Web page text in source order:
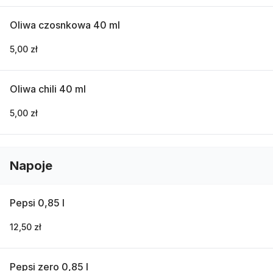
Oliwa czosnkowa 40 ml
5,00 zł
Oliwa chili 40 ml
5,00 zł
Napoje
Pepsi 0,85 l
12,50 zł
Pepsi zero 0,85 l